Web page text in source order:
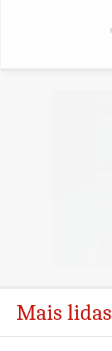
Mais lidas